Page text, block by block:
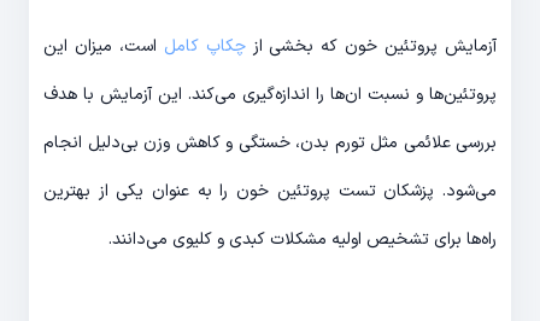
آزمایش پروتئین خون که بخشی ازچکاپ کامل است، میزان این
پروتئین‌ها و نسبت ان‌ها را اندازه‌گیری می‌کند. این آزمایش با هدف
بررسی علائمی مثل تورم بدن، خستگی و کاهش وزن بی‌دلیل انجام
می‌شود. پزشکان تست پروتئین خون را به عنوان یکی از بهترین
راه‌ها برای تشخیص اولیه مشکلات کبدی و کلیوی می‌دانند.